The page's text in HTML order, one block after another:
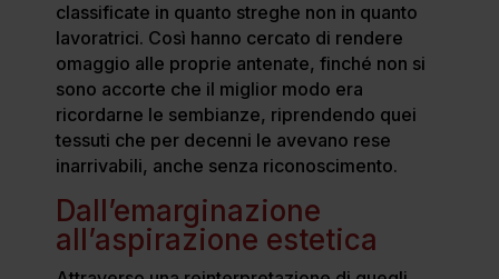
classificate in quanto streghe non in quanto
lavoratrici. Così hanno cercato di rendere
omaggio alle proprie antenate, finché non si
sono accorte che il miglior modo era
ricordarne le sembianze, riprendendo quei
tessuti che per decenni le avevano rese
inarrivabili, anche senza riconoscimento.
Dall’emarginazione
all’aspirazione estetica